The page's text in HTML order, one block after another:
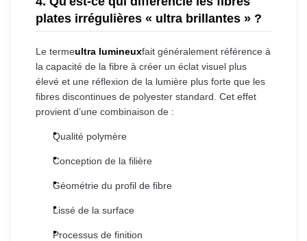
plates irrégulières « ultra brillantes » ?
Le termeultra lumineuxfait généralement référence à
la capacité de la fibre à créer un éclat visuel plus
élevé et une réflexion de la lumière plus forte que les
fibres discontinues de polyester standard. Cet effet
provient d’une combinaison de :
Qualité polymère
Conception de la filière
Géométrie du profil de fibre
Lissé de la surface
Processus de finition